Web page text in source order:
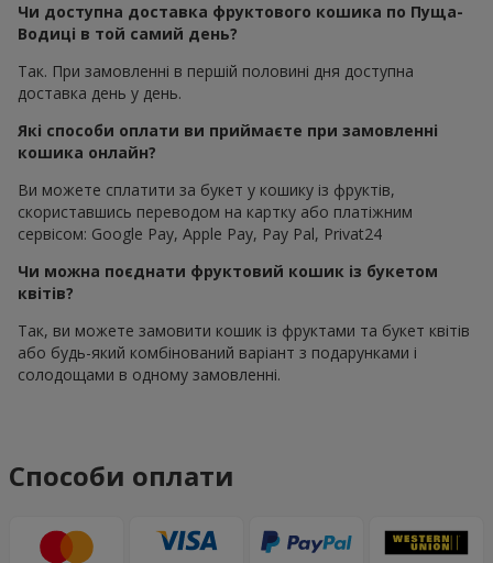
Чи доступна доставка фруктового кошика по Пуща-
Водиці в той самий день?
Так. При замовленні в першій половині дня доступна
доставка день у день.
Які способи оплати ви приймаєте при замовленні
кошика онлайн?
Ви можете сплатити за букет у кошику із фруктів,
скориставшись переводом на картку або платіжним
сервісом: Google Pay, Apple Pay, Pay Pal, Privat24
Чи можна поєднати фруктовий кошик із букетом
квітів?
Так, ви можете замовити кошик із фруктами та букет квітів
або будь-який комбінований варіант з подарунками і
солодощами в одному замовленні.
Способи оплати